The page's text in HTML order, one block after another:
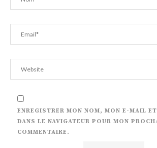
ENREGISTRER MON NOM, MON E-MAIL
DANS LE NAVIGATEUR POUR MON
COMMENTAIRE.